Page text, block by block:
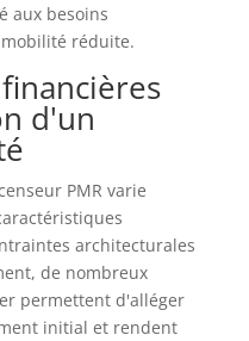
aux besoins
réduite.
d'un
PMR varie
architecturales
de nombreux
permettent d'alléger
initial et rendent